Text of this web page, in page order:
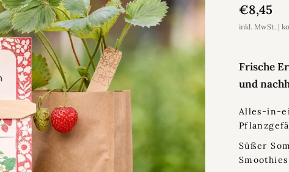
€8,45
inkl. MwSt. |
Frische
und
Alles-in-
Süßer